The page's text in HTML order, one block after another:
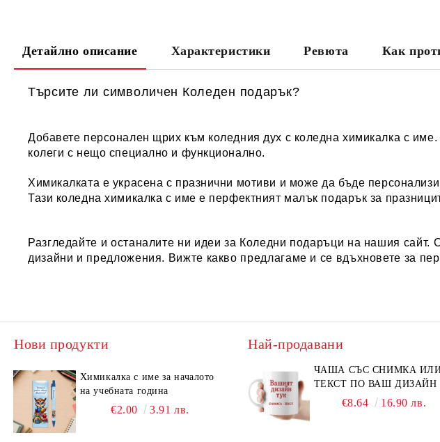
Детайлно описание Характеристики Ревюта Как
Търсите ли символичен Коледен подарък?
Добавете персонален щрих към коледния дух с коледна химикалка с
колеги с нещо специално и функционално.
Химикалката е украсена с празнични мотиви и може да бъде
Тази коледна химикалка с име е перфектният малък подарък за
Разгледайте и останалите ни идеи за Коледни подаръци на нашия сайт.
дизайни и предложения. Вижте какво предлагаме и се вдъхновете за
Нови продукти
Химикалка с име за началото
на учебната година
€2.00 3.91 лв.
Най-продавани
ЧАША СЪС СНИМКА
ТЕКСТ ПО ВАШ ДИЗАЙН
€8.64 16.90 лв.